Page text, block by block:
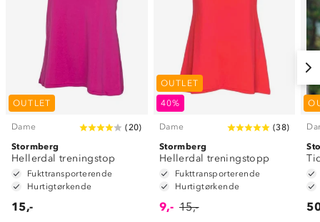
OUTLET
Dame (20)
Stormberg
Hellerdal treningstop
Fukttransporterende
Hurtigtørkende
15,-
OUTLET
40%
Dame (38)
Stormberg
Hellerdal treningstopp
Fukttransporterende
Hurtigtørkende
9,- 15,-